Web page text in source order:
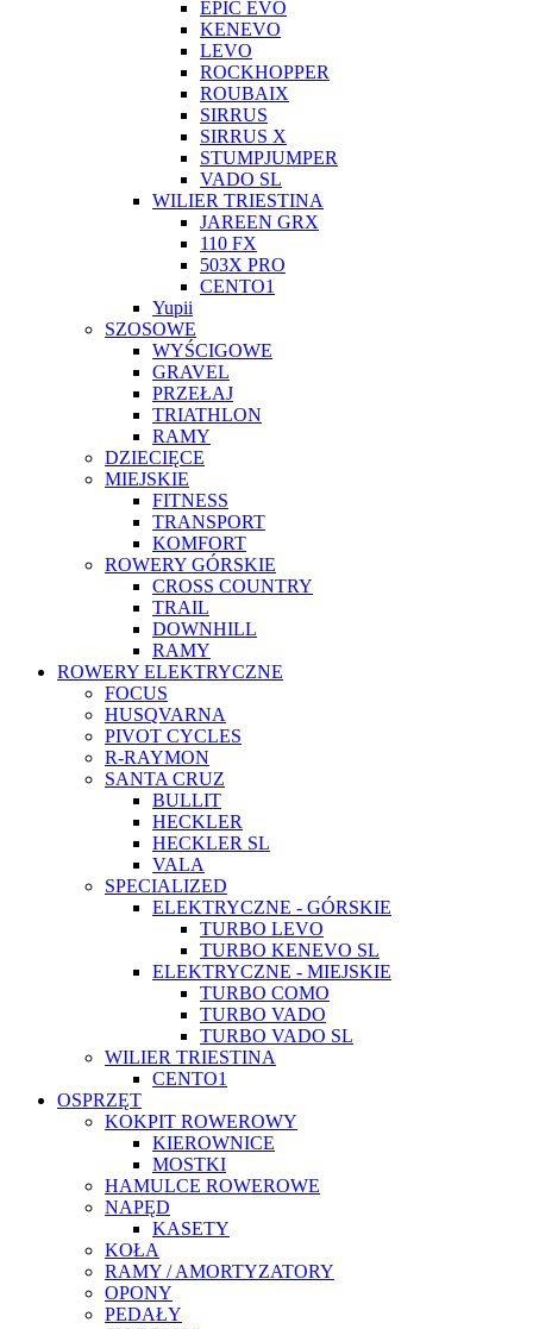
EPIC EVO
KENEVO
LEVO
ROCKHOPPER
ROUBAIX
SIRRUS
SIRRUS X
STUMPJUMPER
VADO SL
WILIER TRIESTINA
JAREEN GRX
110 FX
503X PRO
CENTO1
Yupii
SZOSOWE
WYŚCIGOWE
GRAVEL
PRZEŁAJ
TRIATHLON
RAMY
DZIECIĘCE
MIEJSKIE
FITNESS
TRANSPORT
KOMFORT
ROWERY GÓRSKIE
CROSS COUNTRY
TRAIL
DOWNHILL
RAMY
ROWERY ELEKTRYCZNE
FOCUS
HUSQVARNA
PIVOT CYCLES
R-RAYMON
SANTA CRUZ
BULLIT
HECKLER
HECKLER SL
VALA
SPECIALIZED
ELEKTRYCZNE - GÓRSKIE
TURBO LEVO
TURBO KENEVO SL
ELEKTRYCZNE - MIEJSKIE
TURBO COMO
TURBO VADO
TURBO VADO SL
WILIER TRIESTINA
CENTO1
OSPRZĘT
KOKPIT ROWEROWY
KIEROWNICE
MOSTKI
HAMULCE ROWEROWE
NAPĘD
KASETY
KOŁA
RAMY / AMORTYZATORY
OPONY
PEDAŁY